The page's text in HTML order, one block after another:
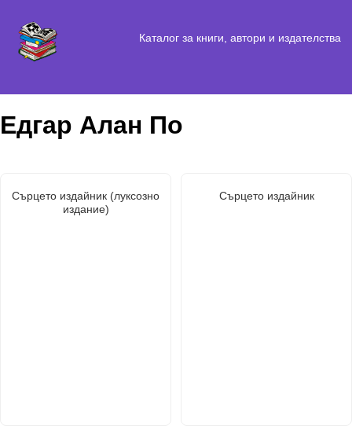
Каталог за книги, автори и издателства
Едгар Алан По
Сърцето издайник (луксозно
издание)
Сърцето издайник